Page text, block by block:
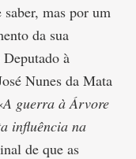
mas por um
da sua
à
Nunes da Mata
A guerra à Árvore
influência na
de que as